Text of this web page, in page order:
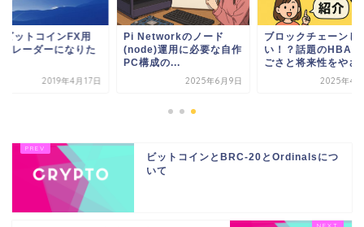
ビットコインFX用
レーダーになりた
2019年4月17日
Pi Networkのノード
(node)運用に必要な自作
PC構成の...
2025年6月9日
ブロックチェーンじ
い！？話題のHBAR
ごさと将来性をやさ
2025年4
ビットコインとBRC-20とOrdinalsにつ
いて